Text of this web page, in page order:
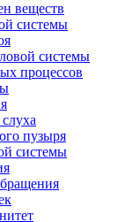
веществ
системы
системы
процессов
пузыря
системы